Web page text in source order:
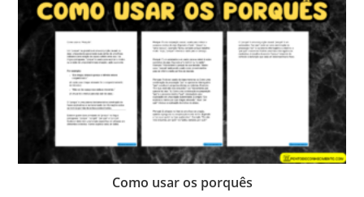
Como usar os porquês